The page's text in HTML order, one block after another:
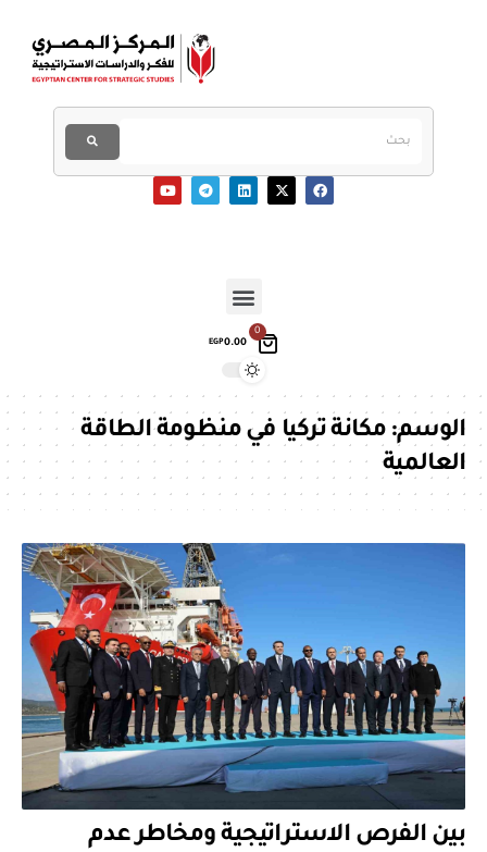
0
EGP0.00
الوسم:مكانة تركيا في منظومة الطاقة
العالمية
بين الفرص الاستراتيجية ومخاطر عدم